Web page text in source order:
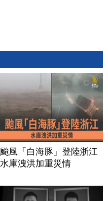
颱風「白海豚」登陸浙江
水庫洩洪加重災情